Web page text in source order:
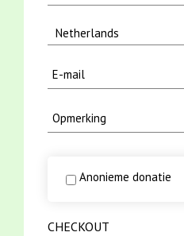
Anonieme donatie
CHECKOUT